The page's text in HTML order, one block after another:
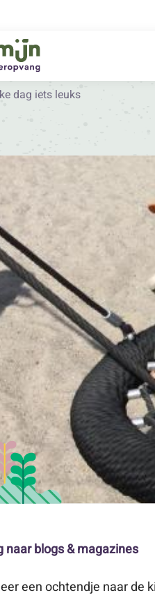
dag iets leuks
naar blogs & magazines
een ochtendje naar de